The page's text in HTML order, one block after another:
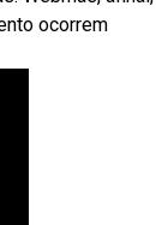
ocorrem